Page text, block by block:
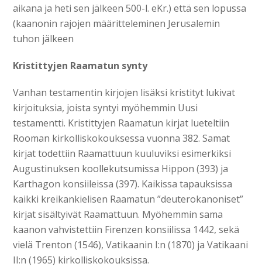
aikana ja heti sen jälkeen 500-l. eKr.) että sen lopussa
(kaanonin rajojen määritteleminen Jerusalemin
tuhon jälkeen
Kristittyjen Raamatun synty
Vanhan testamentin kirjojen lisäksi kristityt lukivat
kirjoituksia, joista syntyi myöhemmin Uusi
testamentti. Kristittyjen Raamatun kirjat lueteltiin
Rooman kirkolliskokouksessa vuonna 382. Samat
kirjat todettiin Raamattuun kuuluviksi esimerkiksi
Augustinuksen koollekutsumissa Hippon (393) ja
Karthagon konsiileissa (397). Kaikissa tapauksissa
kaikki kreikankielisen Raamatun ”deuterokanoniset”
kirjat sisältyivät Raamattuun. Myöhemmin sama
kaanon vahvistettiin Firenzen konsiilissa 1442, sekä
vielä Trenton (1546), Vatikaanin I:n (1870) ja Vatikaani
II:n (1965) kirkolliskokouksissa.